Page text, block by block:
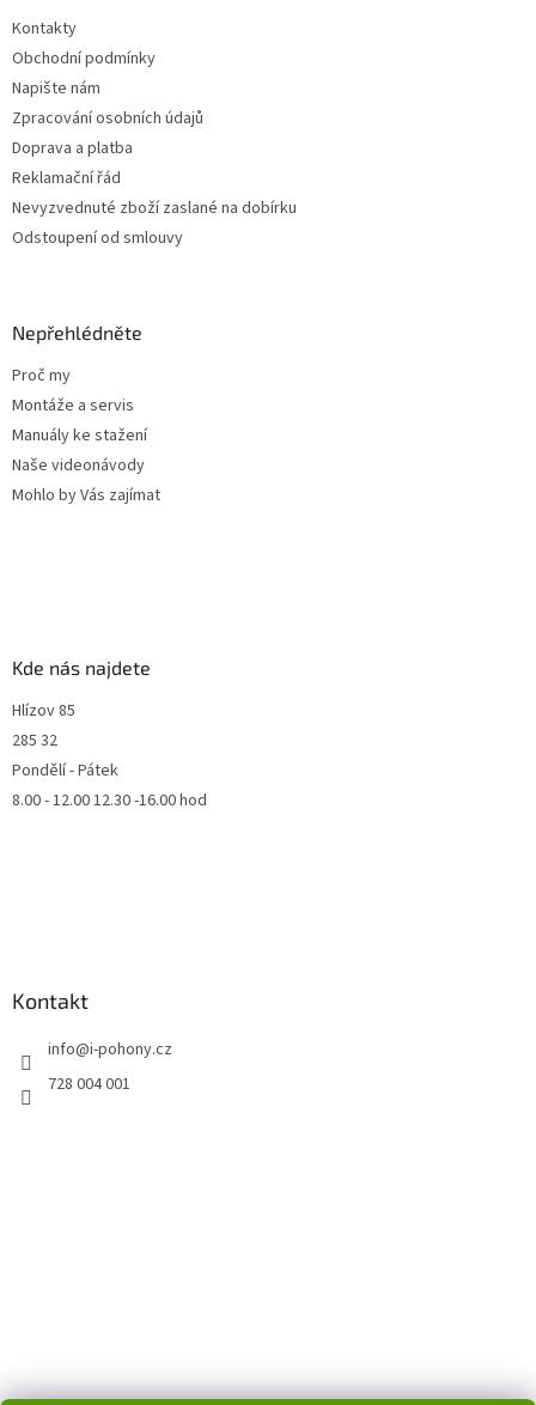
Kontakty
Obchodní podmínky
Napište nám
Zpracování osobních údajů
Doprava a platba
Reklamační řád
Nevyzvednuté zboží zaslané na dobírku
Odstoupení od smlouvy
Nepřehlédněte
Proč my
Montáže a servis
Manuály ke stažení
Naše videonávody
Mohlo by Vás zajímat
Kde nás najdete
Hlízov 85
285 32
Pondělí - Pátek
8.00 - 12.00 12.30 -16.00 hod
Kontakt
info@i-pohony.cz
728 004 001